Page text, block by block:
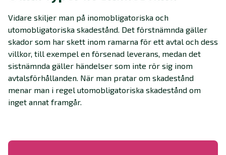
Vidare skiljer man på inomobligatoriska och
utomobligatoriska skadestånd. Det förstnämnda gäller
skador som har skett inom ramarna för ett avtal och dess
villkor, till exempel en försenad leverans, medan det
sistnämnda gäller händelser som inte rör sig inom
avtalsförhållanden. När man pratar om skadestånd
menar man i regel utomobligatoriska skadestånd om
inget annat framgår.